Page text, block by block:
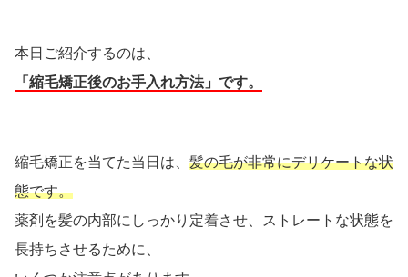
本日ご紹介するのは、
「縮毛矯正後のお手入れ方法」です。
縮毛矯正を当てた当日は、 髪の毛が非常にデリケートな状
態です。
薬剤を髪の内部にしっかり定着させ、ストレートな状態を
長持ちさせるために、